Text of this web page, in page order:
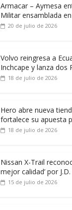
Armacar – Aymesa
Militar ensamblada
20 de julio de 2026
Volvo reingresa a
Inchcape y lanza dos
18 de julio de 2026
Hero abre nueva
fortalece su apuesta
18 de julio de 2026
Nissan X-Trail
mejor calidad’ por
15 de julio de 2026